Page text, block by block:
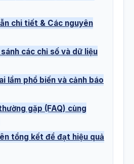
chi tiết & Các nguyên
các chỉ số và dữ liệu
lầm phổ biến và cảnh báo
gặp (FAQ) cùng
tổng kết để đạt hiệu quả